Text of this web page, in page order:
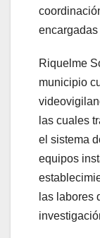
Riquelme
municipio
las cuales
el sistema
equipos
las labores